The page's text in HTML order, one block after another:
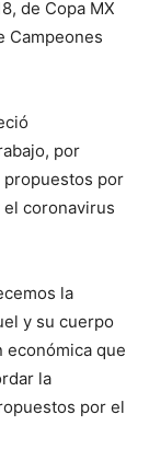
de Copa MX
Campeones
por
propuestos por
coronavirus
la
y su cuerpo
económica que
la
por el